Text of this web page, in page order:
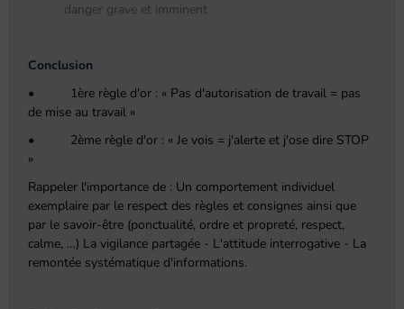
danger grave et imminent
Conclusion
• 1ère règle d'or : « Pas d'autorisation de travail = pas
de mise au travail »
• 2ème règle d'or : « Je vois = j'alerte et j'ose dire STOP
»
Rappeler l'importance de : Un comportement individuel
exemplaire par le respect des règles et consignes ainsi que
par le savoir-être (ponctualité, ordre et propreté, respect,
calme, …) La vigilance partagée - L'attitude interrogative - La
remontée systématique d'informations.